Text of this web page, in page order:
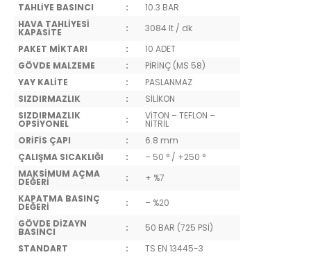
TAHLİYE BASINCI
:
10.3 BAR
HAVA TAHLİYESİ
KAPASİTE :
3084 lt / dk
PAKET MİKTARI
:
10 ADET
GÖVDE MALZEME
:
PİRİNÇ (MS 58)
YAY KALİTE
:
PASLANMAZ
SIZDIRMAZLIK
:
SİLİKON
SIZDIRMAZLIK
OPSİYONEL : VİTON – TEFLON –
NİTRİL
ORİFİS ÇAPI
:
6.8 mm
ÇALIŞMA SICAKLIĞI
:
– 50 ° / +250 °
MAKSİMUM AÇMA
DEĞERİ :
+ %7
KAPATMA BASINÇ
DEĞERİ :
– %20
GÖVDE DİZAYN
BASINCI :
50 BAR (725 PSİ)
STANDART
:
TS EN 13445-3